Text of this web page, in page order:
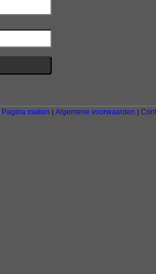
Pagina maken | Algemene voorwaarden |